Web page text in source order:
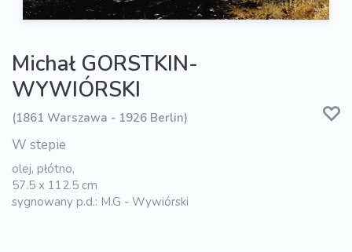
Michał GORSTKIN-
WYWIÓRSKI
(1861 Warszawa - 1926 Berlin)
W stepie
olej, płótno,
57.5 x 112.5 cm
sygnowany p.d.: M.G - Wywiórski